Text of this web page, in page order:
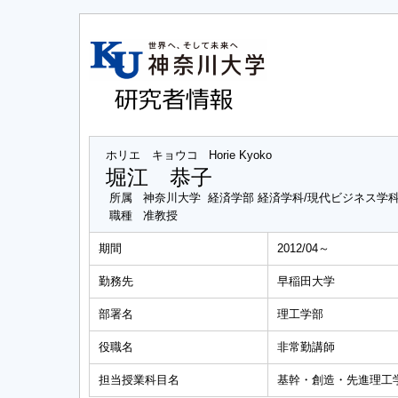
ホリエ キョウコ Horie Kyoko
堀江 恭子
所属
神奈川大学 経済学部 経済学科/現代ビジネス学
職種
准教授
期間 2012/04～
勤務先 早稲田大学
部署名 理工学部
役職名 非常勤講師
担当授業科目名 基幹・創造・先進理工